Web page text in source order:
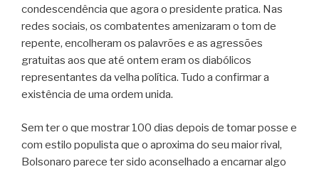
condescendência que agora o presidente pratica. Nas
redes sociais, os combatentes amenizaram o tom de
repente, encolheram os palavrões e as agressões
gratuitas aos que até ontem eram os diabólicos
representantes da velha política. Tudo a confirmar a
existência de uma ordem unida.
Sem ter o que mostrar 100 dias depois de tomar posse e
com estilo populista que o aproxima do seu maior rival,
Bolsonaro parece ter sido aconselhado a encarnar algo